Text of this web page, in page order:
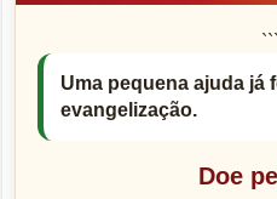
```
Uma pequena ajuda já
evangelização.
Doe